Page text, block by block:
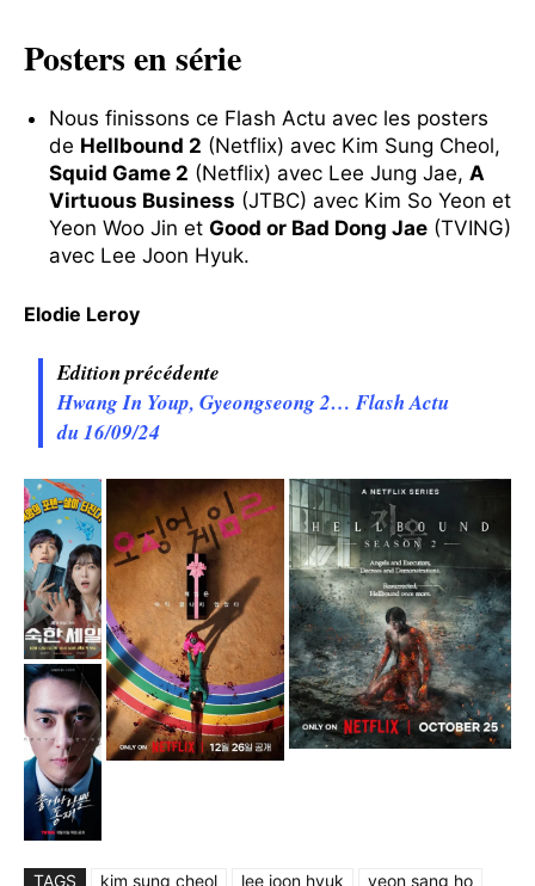
Posters en série
Nous finissons ce Flash Actu avec les posters
de Hellbound 2 (Netflix) avec Kim Sung Cheol,
Squid Game 2 (Netflix) avec Lee Jung Jae, A
Virtuous Business (JTBC) avec Kim So Yeon et
Yeon Woo Jin et Good or Bad Dong Jae (TVING)
avec Lee Joon Hyuk.
Elodie Leroy
Edition précédente
Hwang In Youp, Gyeongseong 2… Flash Actu
du 16/09/24
TAGS kim sung cheol lee joon hyuk yeon sang ho